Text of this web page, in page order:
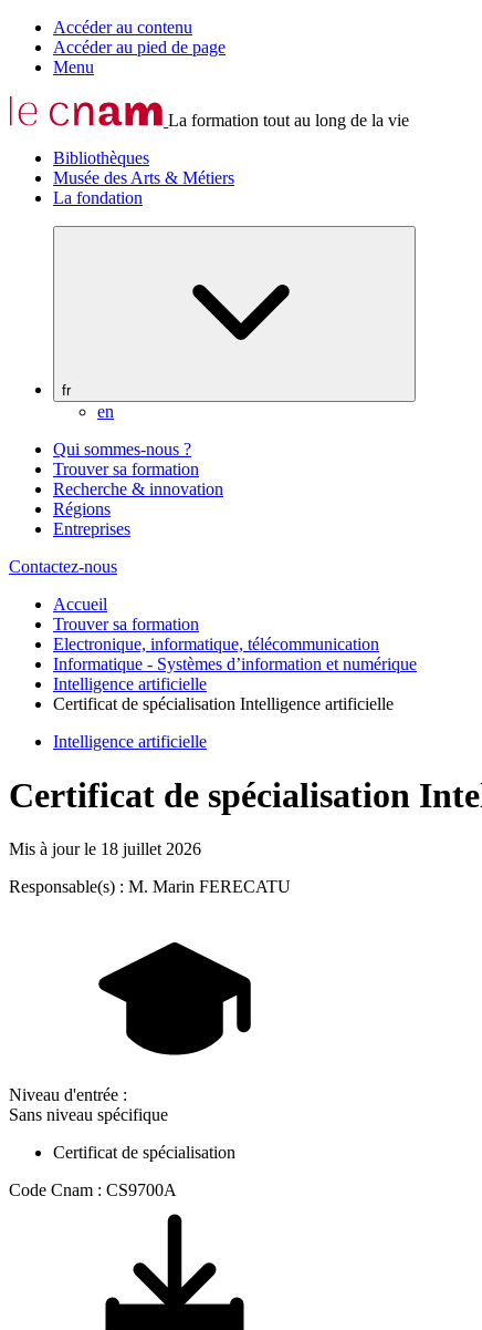
Accéder au contenu
Accéder au pied de page
Menu
La formation tout au long de la vie
Bibliothèques
Musée des Arts & Métiers
La fondation
fr
en
Qui sommes-nous ?
Trouver sa formation
Recherche & innovation
Régions
Entreprises
Contactez-nous
Accueil
Trouver sa formation
Electronique, informatique, télécommunication
Informatique - Systèmes d’information et numérique
Intelligence artificielle
Certificat de spécialisation Intelligence artificielle
Intelligence artificielle
Certificat de spécialisation
Mis à jour le 18 juillet 2026
Responsable(s) : M. Marin FERECATU
Niveau d'entrée :
Sans niveau spécifique
Certificat de spécialisation
Code Cnam : CS9700A